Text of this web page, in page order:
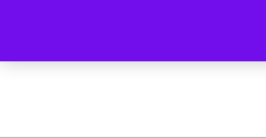
content